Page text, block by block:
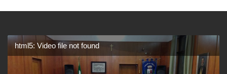
html5: Video file not found